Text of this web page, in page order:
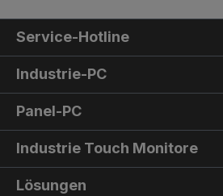
Service-Hotline
Industrie-PC
Panel-PC
Industrie Touch Monitore
Lösungen